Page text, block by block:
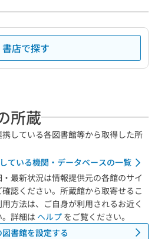
書店で探す
所蔵
している各図書館等から取得した所
ている機関・データベースの一覧
最新状況は情報提供元の各館のサイ
認ください。所蔵館から取寄せるこ
方法は、ご自身が利用されるお近く
詳細は ヘルプ をご覧ください。
書館を設定する